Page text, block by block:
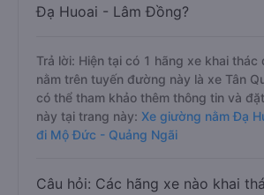
Đạ Huoai - Lâm Đồng?
Trả lời: Hiện tại có 1 hãng xe khai
nằm trên tuyến đường này là xe Tân
có thể tham khảo thêm thông tin và
này tại trang này: Xe giường nằm Đạ
đi Mộ Đức - Quảng Ngãi
Câu hỏi: Các hãng xe nào khai